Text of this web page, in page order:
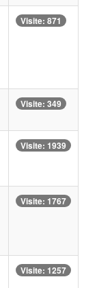
Visite: 871
Visite: 349
Visite: 1939
Visite: 1767
Visite: 1257